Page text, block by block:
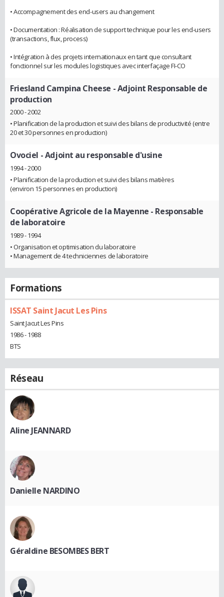
• Accompagnement des end-users au changement
• Documentation : Réalisation de support technique pour les end-users
(transactions, flux, process)
• Intégration à des projets internationaux en tant que consultant
fonctionnel sur les modules logistiques avec interfaçage FI-CO
Friesland Campina Cheese - Adjoint Responsable de
production
2000 - 2002
• Planification de la production et suivi des bilans de productivité (entre
20 et 30 personnes en production)
Ovociel - Adjoint au responsable d'usine
1994 - 2000
• Planification de la production et suivi des bilans matières
(environ 15 personnes en production)
Coopérative Agricole de la Mayenne - Responsable
de laboratoire
1989 - 1994
• Organisation et optimisation du laboratoire
• Management de 4 techniciennes de laboratoire
Formations
ISSAT Saint Jacut Les Pins
Saint Jacut Les Pins
1986 - 1988
BTS
Réseau
Aline JEANNARD
Danielle NARDINO
Géraldine BESOMBES BERT